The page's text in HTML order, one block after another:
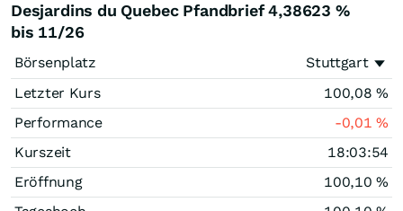
Desjardins du Quebec Pfandbrief 4,38623 %
bis 11/26
Börsenplatz
Stuttgart
Letzter Kurs
100,08 %
Performance
-0,01%
Kurszeit
18:03:54
Eröffnung
100,10 %